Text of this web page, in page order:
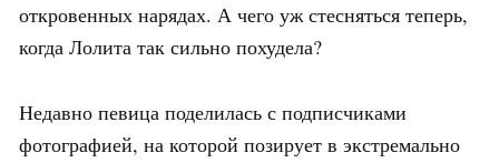
откровенных нарядах. А чего уж стесняться теперь,
когда Лолита так сильно похудела?
Недавно певица поделилась с подписчиками
фотографией, на которой позирует в экстремально